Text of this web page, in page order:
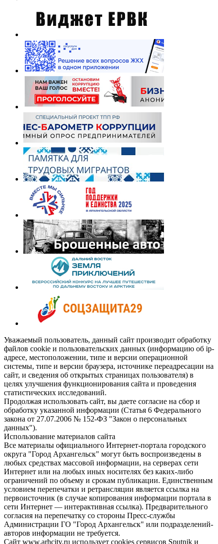
Уважаемый пользователь, данный сайт производит обработку
файлов cookie и пользовательских данных (информацию об ip-
адресе, местоположении, типе и версии операционной
системы, типе и версии браузера, источнике переадресации на
сайт, и сведения об открытых страницах пользователя) в
целях улучшения функционирования сайта и проведения
статистических исследований.
Продолжая использовать сайт, вы даете согласие на сбор и
обработку указанной информации (Статья 6 Федерального
закона от 27.07.2006 № 152-ФЗ "Закон о персональных
данных").
Использование материалов сайта
Все материалы официального Интернет-портала городского
округа "Город Архангельск" могут быть воспроизведены в
любых средствах массовой информации, на серверах сети
Интернет или на любых иных носителях без каких-либо
ограничений по объему и срокам публикации. Единственным
условием перепечатки и ретрансляции является ссылка на
первоисточник (в случае копирования информации портала в
сети Интернет — интерактивная ссылка). Предварительного
согласия на перепечатку со стороны Пресс-службы
Администрации ГО "Город Архангельск" или подразделений-
авторов информации не требуется.
Сайт www.arhcity.ru использует cookies сервисов Sputnik и